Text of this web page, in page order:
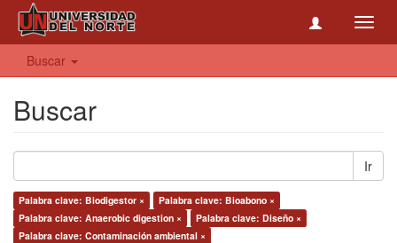
Buscar
Buscar
Ir
Palabra clave: Biodigestor ×
Palabra clave: Bioabono ×
Palabra clave: Anaerobic digestion ×
Palabra clave: Diseño ×
Palabra clave: Contaminación ambiental ×